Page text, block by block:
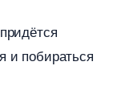
и побираться